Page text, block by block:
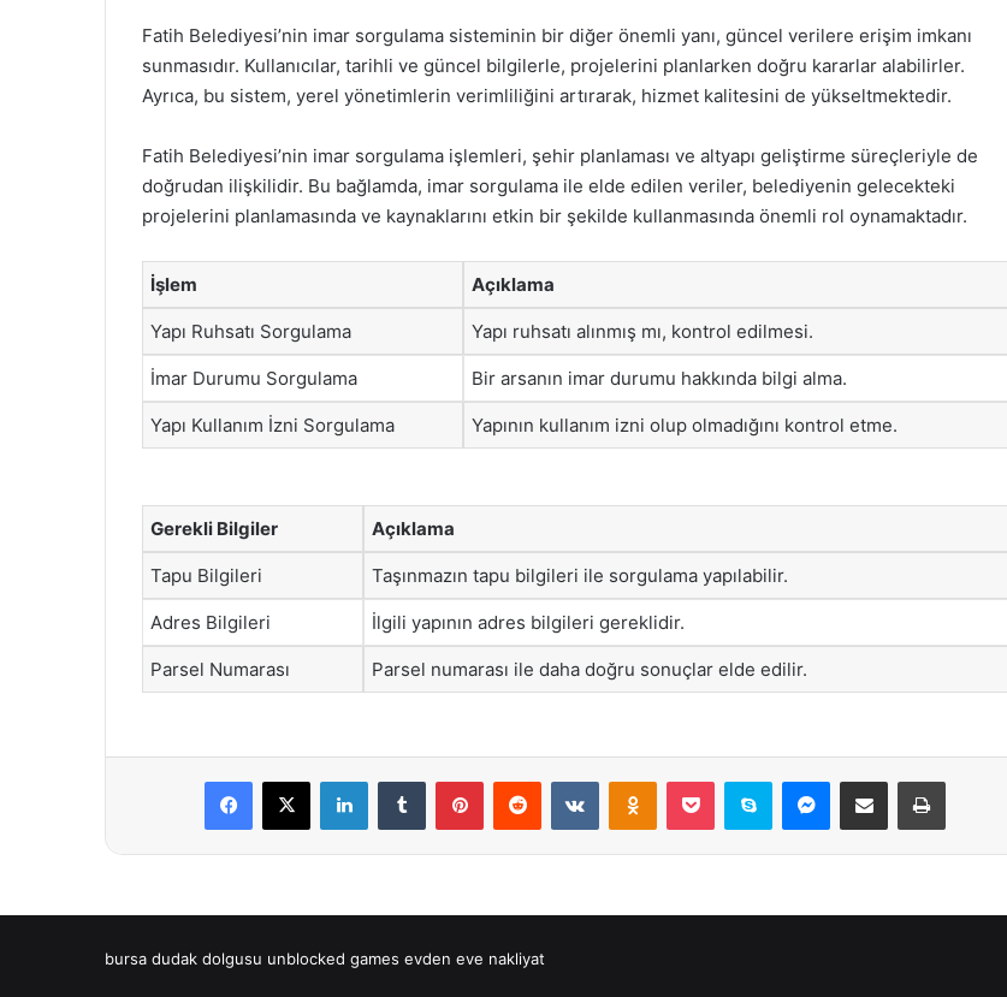
Fatih Belediyesi’nin imar sorgulama sisteminin bir diğer önemli yanı, güncel verilere erişim imkanı
sunmasıdır. Kullanıcılar, tarihli ve güncel bilgilerle, projelerini planlarken doğru kararlar alabilirler.
Ayrıca, bu sistem, yerel yönetimlerin verimliliğini artırarak, hizmet kalitesini de yükseltmektedir.
Fatih Belediyesi’nin imar sorgulama işlemleri, şehir planlaması ve altyapı geliştirme süreçleriyle de
doğrudan ilişkilidir. Bu bağlamda, imar sorgulama ile elde edilen veriler, belediyenin gelecekteki
projelerini planlamasında ve kaynaklarını etkin bir şekilde kullanmasında önemli rol oynamaktadır.
İşlem Açıklama
Yapı Ruhsatı Sorgulama Yapı ruhsatı alınmış mı, kontrol edilmesi.
İmar Durumu Sorgulama Bir arsanın imar durumu hakkında bilgi alma.
Yapı Kullanım İzni Sorgulama Yapının kullanım izni olup olmadığını kontrol etme.
Gerekli Bilgiler Açıklama
Tapu Bilgileri Taşınmazın tapu bilgileri ile sorgulama yapılabilir.
Adres Bilgileri İlgili yapının adres bilgileri gereklidir.
Parsel Numarası Parsel numarası ile daha doğru sonuçlar elde edilir.
Facebook
X LinkedInTumblr PinterestReddit VKontakteOdnoklassniki
Pocket Skype Messenger
E-Posta ile paylaş Yazdır
bursa dudak dolgusu unblocked games evden eve nakliyat